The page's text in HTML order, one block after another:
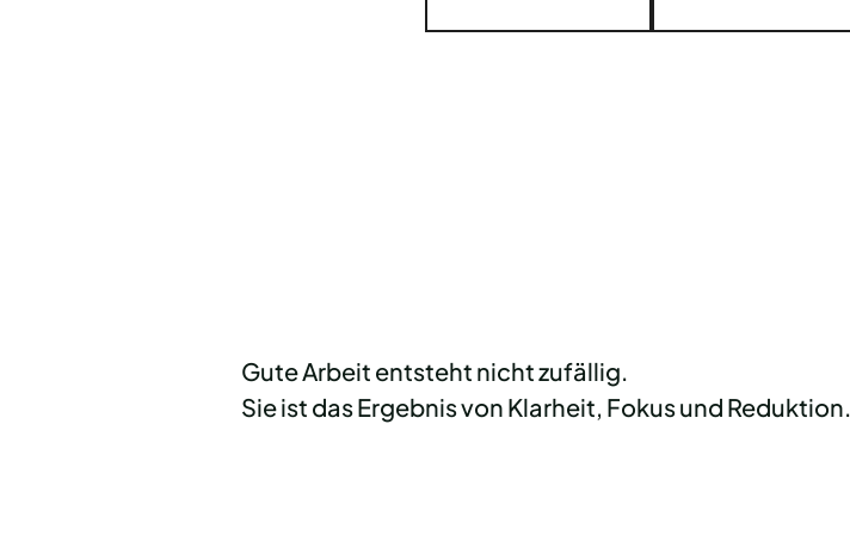
Gute Arbeit entsteht nicht zufällig.
Sie ist das Ergebnis von Klarheit, Fokus und Reduktion.